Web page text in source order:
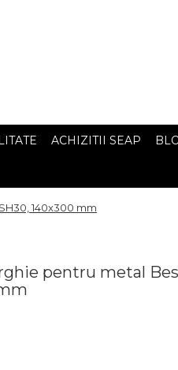
ACHIZITII SEAP
140x300 mm
pentru metal